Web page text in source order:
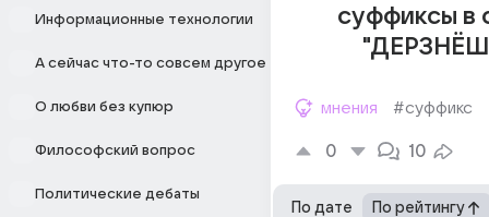
Информационные технологии
А сейчас что-то совсем другое
О любви без купюр
Философский вопрос
Политические дебаты
суффиксы в
мнения #суффикс
0 10
По дате По рейтингу